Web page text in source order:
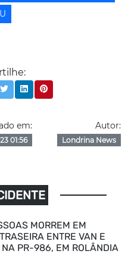
em:
01:56
Autor:
Londrina News
MORREM EM
ENTRE VAN E
NA PR-986, EM ROLÂNDIA